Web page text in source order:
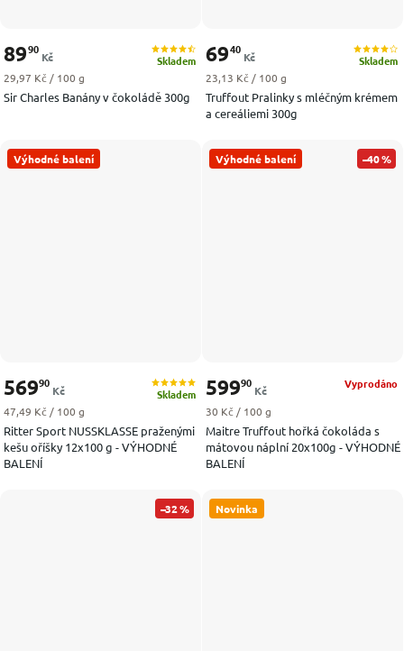
Sir Charles Banány v čokoládě 300g
Skladem
8990
Kč
Měrná cena:
29,97 Kč / 100 g
Truffout Pralinky s mléčným krémem
a cereáliemi 300g
Skladem
6940
Kč
Měrná cena:
23,13 Kč / 100 g
Výhodné balení
Ritter Sport NUSSKLASSE praženými
kešu oříšky 12x100 g - VÝHODNÉ
BALENÍ
Skladem
56990
Kč
Měrná cena:
47,49 Kč / 100 g
Výhodné balení –40 %
Maitre Truffout hořká čokoláda s
mátovou náplní 20x100g - VÝHODNÉ
BALENÍ
Vyprodáno
59990
Kč
Měrná cena:
30 Kč / 100 g
–32 % Novinka